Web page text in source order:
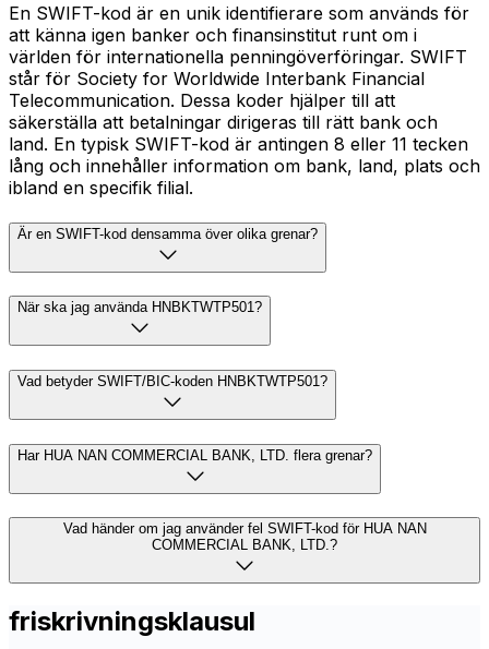
En SWIFT-kod är en unik identifierare som används för
att känna igen banker och finansinstitut runt om i
världen för internationella penningöverföringar. SWIFT
står för Society for Worldwide Interbank Financial
Telecommunication. Dessa koder hjälper till att
säkerställa att betalningar dirigeras till rätt bank och
land. En typisk SWIFT-kod är antingen 8 eller 11 tecken
lång och innehåller information om bank, land, plats och
ibland en specifik filial.
Är en SWIFT-kod densamma över olika grenar?
När ska jag använda HNBKTWTP501?
Vad betyder SWIFT/BIC-koden HNBKTWTP501?
Har HUA NAN COMMERCIAL BANK, LTD. flera grenar?
Vad händer om jag använder fel SWIFT-kod för HUA NAN
COMMERCIAL BANK, LTD.?
friskrivningsklausul